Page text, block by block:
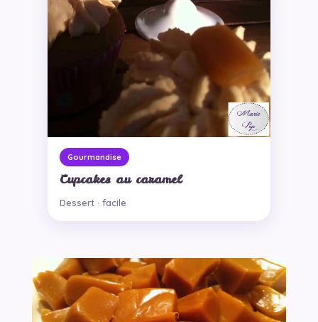
Gourmandise
Cupcakes au caramel
Dessert · facile